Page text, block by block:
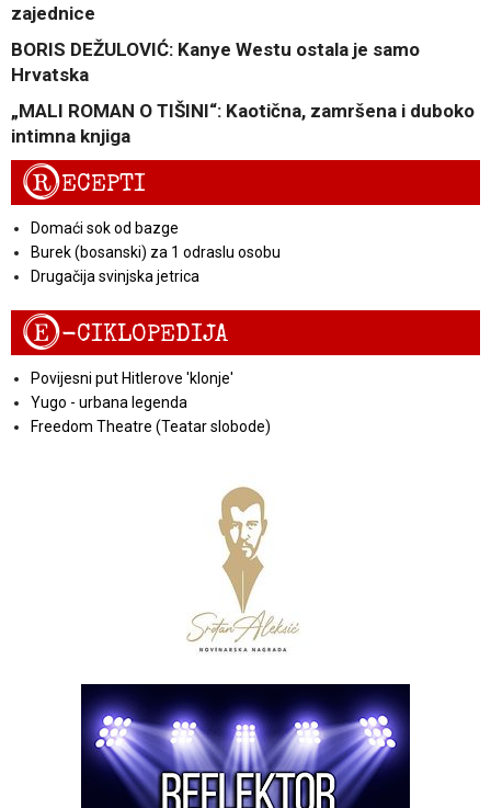
zajednice
BORIS DEŽULOVIĆ: Kanye Westu ostala je samo
Hrvatska
„MALI ROMAN O TIŠINI“: Kaotična, zamršena i duboko
intimna knjiga
RECEPTI
Domaći sok od bazge
Burek (bosanski) za 1 odraslu osobu
Drugačija svinjska jetrica
E-CIKLOPEDIJA
Povijesni put Hitlerove 'klonje'
Yugo - urbana legenda
Freedom Theatre (Teatar slobode)